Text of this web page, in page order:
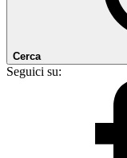
Cerca
Seguici su: